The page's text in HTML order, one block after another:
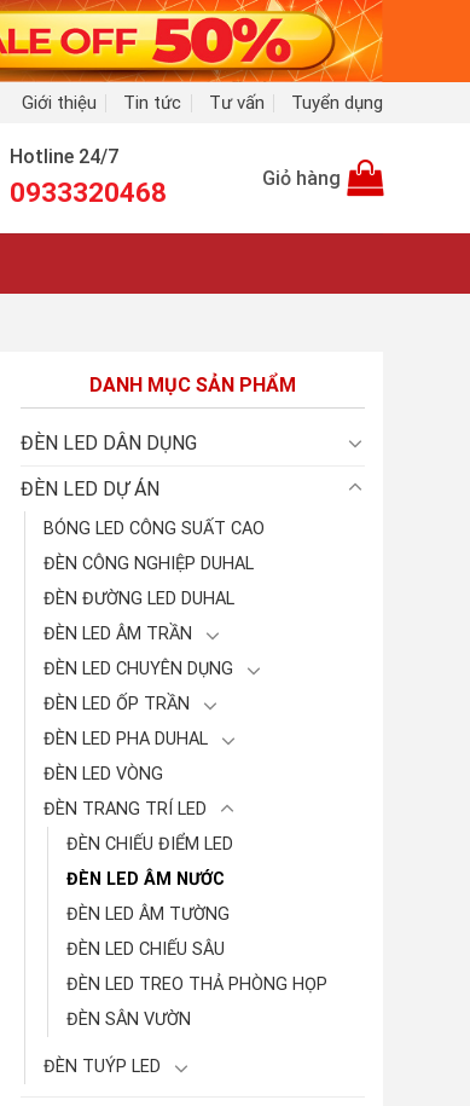
Giới thiệu Tin tức Tư vấn Tuyển dụng
Hotline 24/7
0933320468 Giỏ hàng
DANH MỤC SẢN PHẨM
ĐÈN LED DÂN DỤNG
ĐÈN LED DỰ ÁN
BÓNG LED CÔNG SUẤT CAO
ĐÈN CÔNG NGHIỆP DUHAL
ĐÈN ĐƯỜNG LED DUHAL
ĐÈN LED ÂM TRẦN
ĐÈN LED CHUYÊN DỤNG
ĐÈN LED ỐP TRẦN
ĐÈN LED PHA DUHAL
ĐÈN LED VÒNG
ĐÈN TRANG TRÍ LED
ĐÈN CHIẾU ĐIỂM LED
ĐÈN LED ÂM NƯỚC
ĐÈN LED ÂM TƯỜNG
ĐÈN LED CHIẾU SÂU
ĐÈN LED TREO THẢ PHÒNG HỌP
ĐÈN SÂN VƯỜN
ĐÈN TUÝP LED